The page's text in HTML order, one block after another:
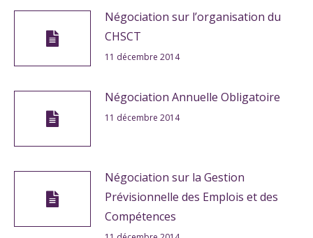
Négociation sur l’organisation du
CHSCT
11 décembre 2014
Négociation Annuelle Obligatoire
11 décembre 2014
Négociation sur la Gestion
Prévisionnelle des Emplois et des
Compétences